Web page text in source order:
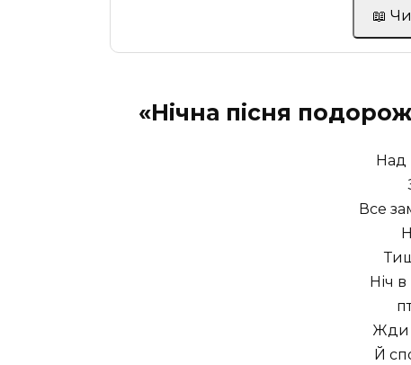
📖
«Нічна пісня
Над
Все
Ніч в
Жди
Й